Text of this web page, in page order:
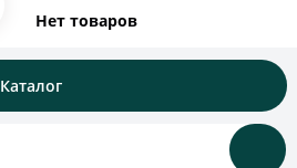
Нет товаров
Каталог